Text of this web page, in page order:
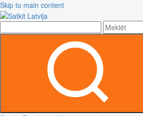
Skip to main content